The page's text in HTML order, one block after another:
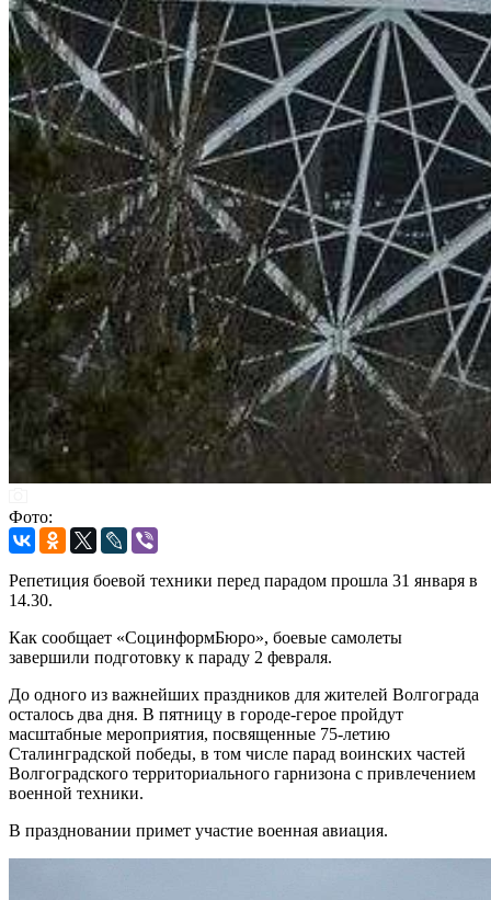
Фото:
Репетиция боевой техники перед парадом прошла 31 января в
14.30.
Как сообщает «СоцинформБюро», боевые самолеты
завершили подготовку к параду 2 февраля.
До одного из важнейших праздников для жителей Волгограда
осталось два дня. В пятницу в городе-герое пройдут
масштабные мероприятия, посвященные 75-летию
Сталинградской победы, в том числе парад воинских частей
Волгоградского территориального гарнизона с привлечением
военной техники.
В праздновании примет участие военная авиация.